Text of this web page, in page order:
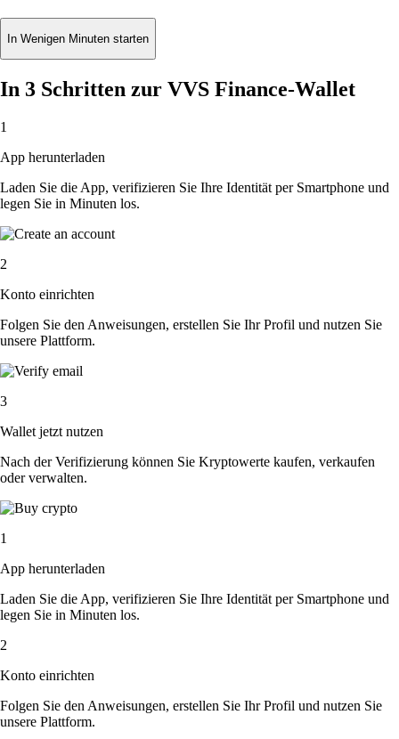
In Wenigen Minuten starten
In 3 Schritten zur VVS Finance-Wallet
1
App herunterladen
Laden Sie die App, verifizieren Sie Ihre Identität per Smartphone und
legen Sie in Minuten los.
2
Konto einrichten
Folgen Sie den Anweisungen, erstellen Sie Ihr Profil und nutzen Sie
unsere Plattform.
3
Wallet jetzt nutzen
Nach der Verifizierung können Sie Kryptowerte kaufen, verkaufen
oder verwalten.
1
App herunterladen
Laden Sie die App, verifizieren Sie Ihre Identität per Smartphone und
legen Sie in Minuten los.
2
Konto einrichten
Folgen Sie den Anweisungen, erstellen Sie Ihr Profil und nutzen Sie
unsere Plattform.